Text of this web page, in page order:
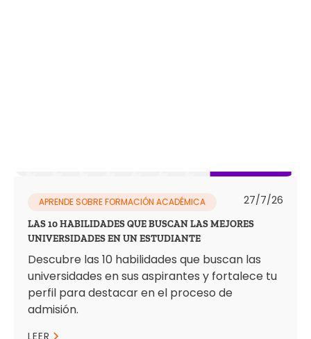
APRENDE SOBRE FORMACIÓN ACADÉMICA 27/7/26
LAS 10 HABILIDADES QUE BUSCAN LAS MEJORES
UNIVERSIDADES EN UN ESTUDIANTE
Descubre las 10 habilidades que buscan las
universidades en sus aspirantes y fortalece tu
perfil para destacar en el proceso de
admisión.
LEER